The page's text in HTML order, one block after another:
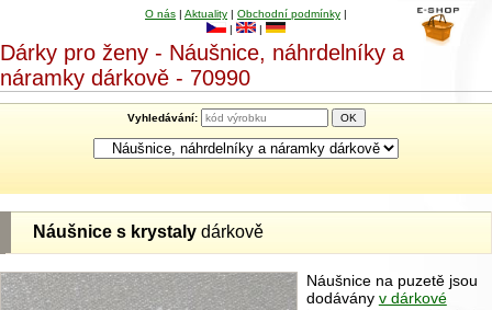
O nás | Aktuality | Obchodní podmínky |
|
|
Dárky pro ženy - Náušnice, náhrdelníky a
náramky dárkově - 70990
Vyhledávání:
Náušnice s krystaly dárkově
Náušnice na puzetě jsou
dodávány v dárkové